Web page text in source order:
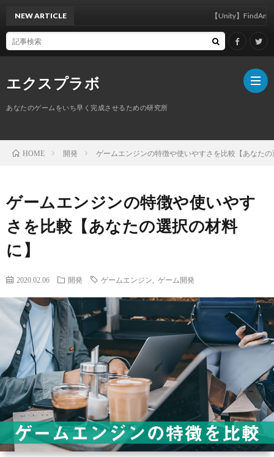
エクスプラボ
あなたのゲームをいち早く完成させるための研究所
ー
ル
ビ
ス
内
容
で
3D
ダ
翻
訳
管
プ
ラ
NEW ARTICLE 【Unity】
HOME 開発 ゲームエンジンの特徴や使いやすさを比較【あなた
ゲームエンジンの特徴や使いやす
さを比較【あなたの選択の材料
に】
2020.02.06 開発 ゲームエンジン ゲーム開発